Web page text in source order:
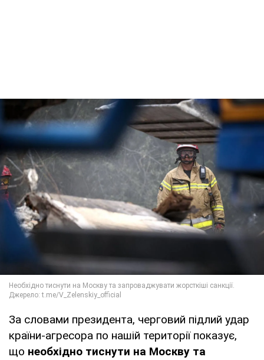
За словами президента, черговий підлий удар
країни-агресора по нашій території показує,
що необхідно тиснути на Москву та